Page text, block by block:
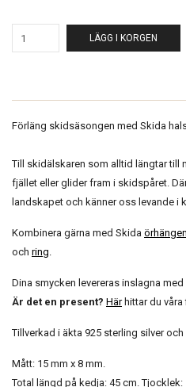
LÄGG I KORGEN
Förläng skidsäsongen med Skida
Till skidälskaren som alltid längtar till
fjället eller glider fram i skidspåret.
landskapet och känner oss levande i
Kombinera gärna med Skida örhängen
och ring.
Dina smycken levereras inslagna
Är det en present? Här hittar du
Tillverkad i äkta 925 sterling silver
Mått: 15 mm x 8 mm.
Total längd på kedja: 45 cm. Tjocklek: